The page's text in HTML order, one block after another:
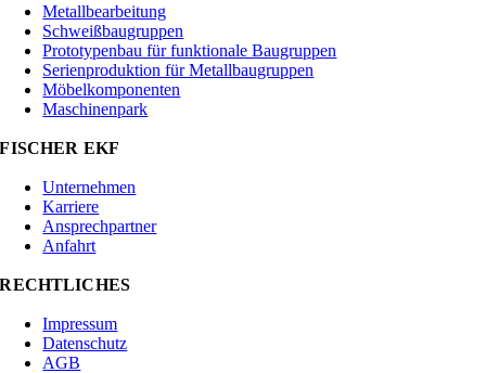
Metallbearbeitung
Schweißbaugruppen
Prototypenbau für funktionale Baugruppen
Serienproduktion für Metallbaugruppen
Möbelkomponenten
Maschinenpark
FISCHER EKF
Unternehmen
Karriere
Ansprechpartner
Anfahrt
RECHTLICHES
Impressum
Datenschutz
AGB